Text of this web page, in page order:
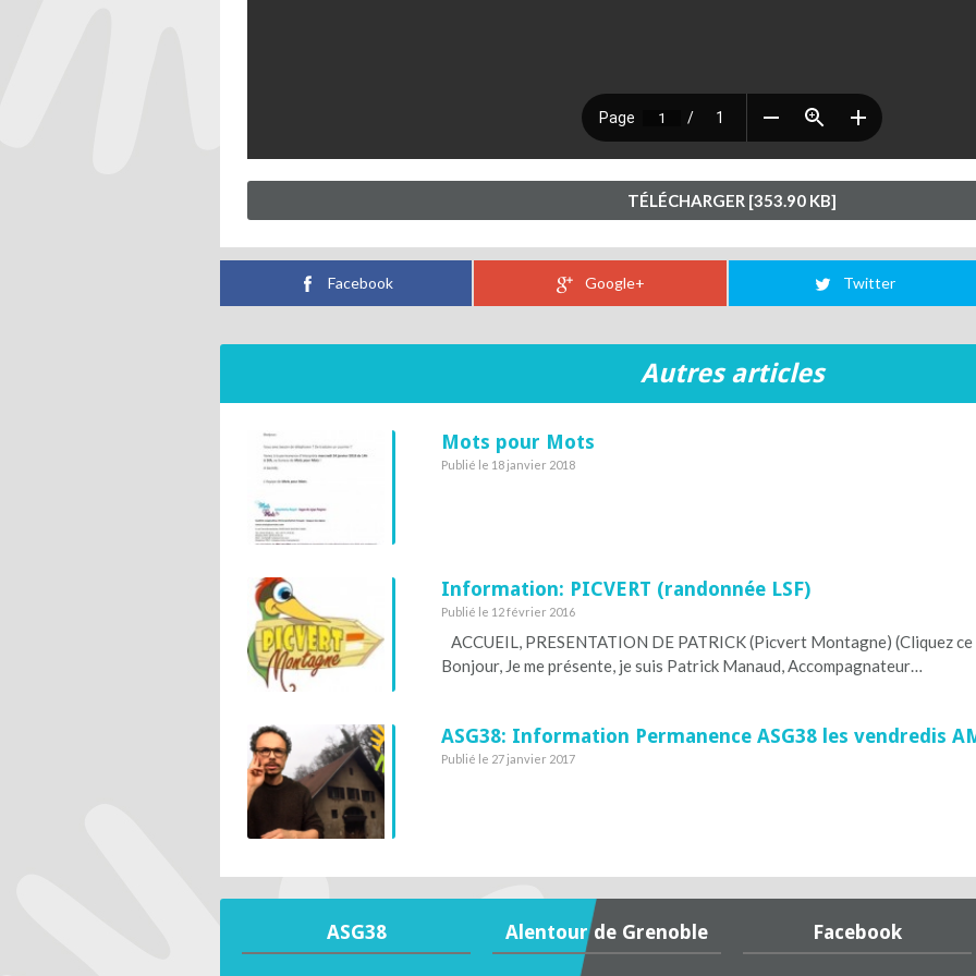
TÉLÉCHARGER [353.90 KB]
Facebook Google+ Twitter
Autres articles
Mots pour Mots
Publié le 18 janvier 2018
Information: PICVERT (randonnée LSF)
Publié le 12 février 2016
ACCUEIL, PRESENTATION DE PATRICK (Picvert Montagne) (Cliquez
Bonjour, Je me présente, je suis Patrick Manaud, Accompagnateur…
ASG38: Information Permanence ASG38 les vendredis
Publié le 27 janvier 2017
ASG38 Alentour de Grenoble Facebook